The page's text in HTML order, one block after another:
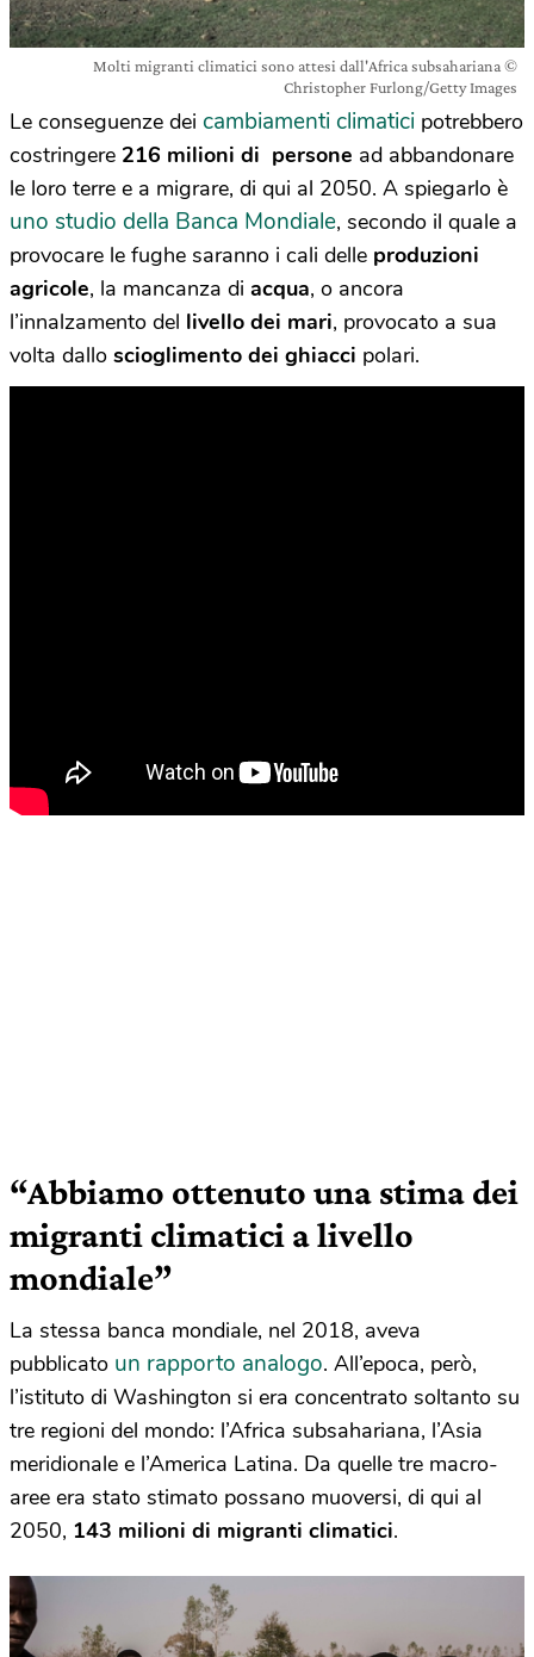
Molti migranti climatici sono attesi dall'Africa subsahariana ©
Christopher Furlong/Getty Images
Le conseguenze dei cambiamenti climatici potrebbero
costringere 216 milioni di persone ad abbandonare
le loro terre e a migrare, di qui al 2050. A spiegarlo è
uno studio della Banca Mondiale, secondo il quale a
provocare le fughe saranno i cali delle produzioni
agricole, la mancanza di acqua, o ancora
l’innalzamento del livello dei mari, provocato a sua
volta dallo scioglimento dei ghiacci polari.
“Abbiamo ottenuto una stima dei
migranti climatici a livello
mondiale”
La stessa banca mondiale, nel 2018, aveva
pubblicato un rapporto analogo. All’epoca, però,
l’istituto di Washington si era concentrato soltanto su
tre regioni del mondo: l’Africa subsahariana, l’Asia
meridionale e l’America Latina. Da quelle tre macro-
aree era stato stimato possano muoversi, di qui al
2050, 143 milioni di migranti climatici.